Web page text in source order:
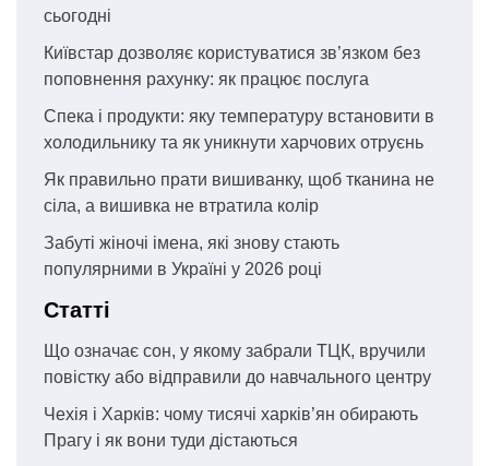
сьогодні
Київстар дозволяє користуватися зв’язком без
поповнення рахунку: як працює послуга
Спека і продукти: яку температуру встановити в
холодильнику та як уникнути харчових отруєнь
Як правильно прати вишиванку, щоб тканина не
сіла, а вишивка не втратила колір
Забуті жіночі імена, які знову стають
популярними в Україні у 2026 році
Статті
Що означає сон, у якому забрали ТЦК, вручили
повістку або відправили до навчального центру
Чехія і Харків: чому тисячі харків’ян обирають
Прагу і як вони туди дістаються